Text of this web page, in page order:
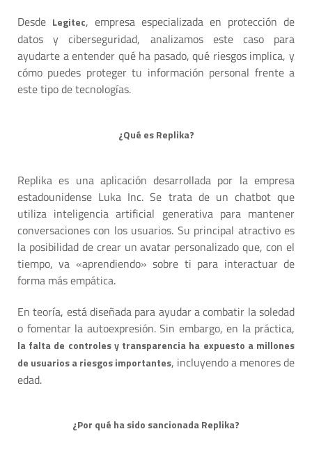
Desde Legitec, empresa especializada en protección de
datos y ciberseguridad, analizamos este caso para
ayudarte a entender qué ha pasado, qué riesgos implica, y
cómo puedes proteger tu información personal frente a
este tipo de tecnologías.
¿Qué es Replika?
Replika es una aplicación desarrollada por la empresa
estadounidense Luka Inc. Se trata de un chatbot que
utiliza inteligencia artificial generativa para mantener
conversaciones con los usuarios. Su principal atractivo es
la posibilidad de crear un avatar personalizado que, con el
tiempo, va «aprendiendo» sobre ti para interactuar de
forma más empática.
En teoría, está diseñada para ayudar a combatir la soledad
o fomentar la autoexpresión. Sin embargo, en la práctica,
la falta de controles y transparencia ha expuesto a millones
de usuarios a riesgos importantes, incluyendo a menores de
edad.
¿Por qué ha sido sancionada Replika?